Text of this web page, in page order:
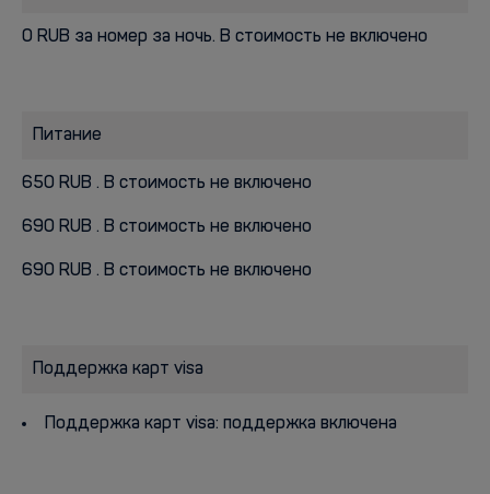
0 RUB за номер за ночь. В стоимость не включено
Питание
650 RUB . В стоимость не включено
690 RUB . В стоимость не включено
690 RUB . В стоимость не включено
Поддержка карт visa
Поддержка карт visa: поддержка включена